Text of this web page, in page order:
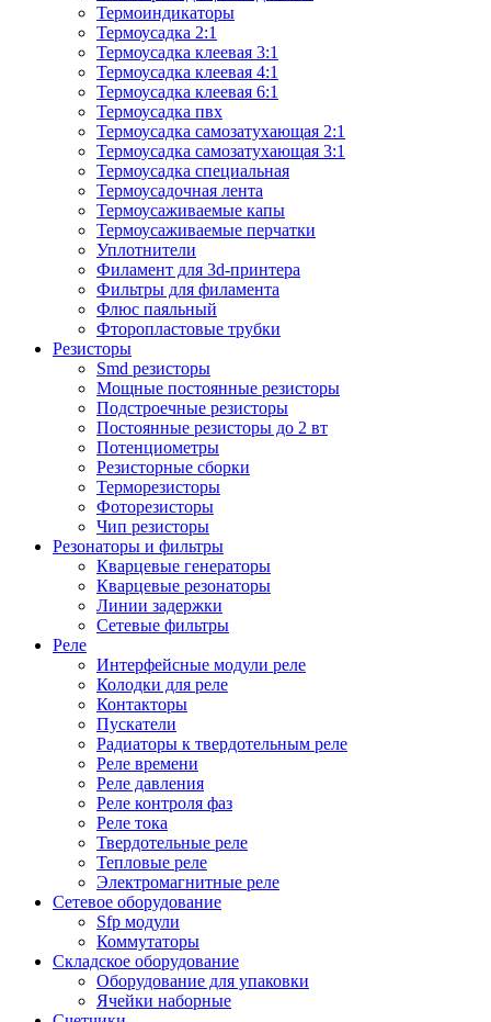
Термоиндикаторы
Термоусадка 2:1
Термоусадка клеевая 3:1
Термоусадка клеевая 4:1
Термоусадка клеевая 6:1
Термоусадка пвх
Термоусадка самозатухающая 2:1
Термоусадка самозатухающая 3:1
Термоусадка специальная
Термоусадочная лента
Термоусаживаемые капы
Термоусаживаемые перчатки
Уплотнители
Филамент для 3d-принтера
Фильтры для филамента
Флюс паяльный
Фторопластовые трубки
Резисторы
Smd резисторы
Мощные постоянные резисторы
Подстроечные резисторы
Постоянные резисторы до 2 вт
Потенциометры
Резисторные сборки
Терморезисторы
Фоторезисторы
Чип резисторы
Резонаторы и фильтры
Кварцевые генераторы
Кварцевые резонаторы
Линии задержки
Сетевые фильтры
Реле
Интерфейсные модули реле
Колодки для реле
Контакторы
Пускатели
Радиаторы к твердотельным реле
Реле времени
Реле давления
Реле контроля фаз
Реле тока
Твердотельные реле
Тепловые реле
Электромагнитные реле
Сетевое оборудование
Sfp модули
Коммутаторы
Складское оборудование
Оборудование для упаковки
Ячейки наборные